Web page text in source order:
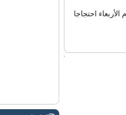
الإنترنت لمدة 24 ساعة اليوم الأربعاء احتجاجا